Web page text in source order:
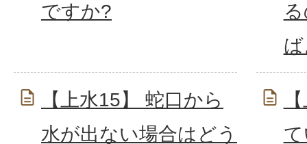
ですか?
【上水15】 蛇口から
水が出ない場合はどう